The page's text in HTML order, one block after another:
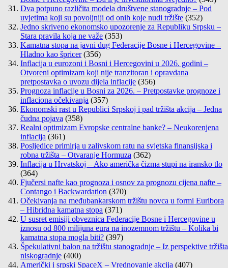
Dva potpuno različita modela društvene stanogradnje – Pod
uvjetima koji su povoljniji od onih koje nudi tržište (352)
Jedno skriveno ekonomsko upozorenje za Republiku Srpsku –
Stara pravila koja ne važe (353)
Kamatna stopa na javni dug Federacije Bosne i Hercegovine –
Hladno kao špricer (356)
Inflacija u eurozoni i Bosni i Hercegovini u 2026. godini –
Otvoreni optimizam koji nije tranzitoran i opravdana
pretpostavka o uvozu dijela inflacije (356)
Prognoza inflacije u Bosni za 2026. – Pretpostavke prognoze i
inflaciona očekivanja (357)
Ekonomski rast u Republici Srpskoj i pad tržišta akcija – Jedna
čudna pojava (358)
Realni optimizam Evropske centralne banke? – Neukorenjena
inflacija (361)
Posljedice primirja u zalivskom ratu na svjetska finansijska i
robna tržišta – Otvaranje Hormuza (362)
Inflacija u Hrvatskoj – Ako američka čizma stupi na iransko tlo
(364)
Fjučersi nafte kao prognoza i osnov za prognozu cijena nafte –
Contango i Backwardation (370)
Očekivanja na međubankarskom tržištu novca u formi Euribora
– Hibridna kamatna stopa (371)
U susret emisiji obveznica Federacije Bosne i Hercegovine u
iznosu od 800 milijuna eura na inozemnom tržištu – Kolika bi
kamatna stopa mogla biti? (397)
Špekulativni balon na tržištu stanogradnje – Iz perspektive tržišta
niskogradnje (400)
Američki i srpski SpaceX – Vrednovanje akcija (407)